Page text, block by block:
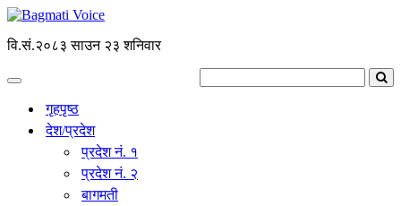
वि.सं.२०८३ साउन २३ शनिवार
गृहपृष्ठ
देश/प्रदेश
प्रदेश नं. १
प्रदेश नं. २
बागमती